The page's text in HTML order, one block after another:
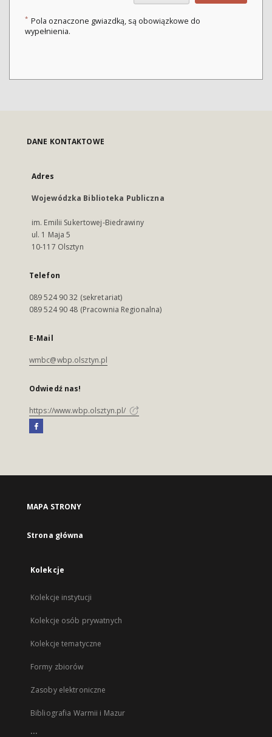
* Pola oznaczone gwiazdką, są obowiązkowe do
wypełnienia.
DANE KONTAKTOWE
Adres
Wojewódzka Biblioteka Publiczna
im. Emilii Sukertowej-Biedrawiny
ul. 1 Maja 5
10-117 Olsztyn
Telefon
089 524 90 32 (sekretariat)
089 524 90 48 (Pracownia Regionalna)
E-Mail
wmbc@wbp.olsztyn.pl
Odwiedź nas!
https://www.wbp.olsztyn.pl/
MAPA STRONY
Strona główna
Kolekcje
Kolekcje instytucji
Kolekcje osób prywatnych
Kolekcje tematyczne
Formy zbiorów
Zasoby elektroniczne
Bibliografia Warmii i Mazur
...